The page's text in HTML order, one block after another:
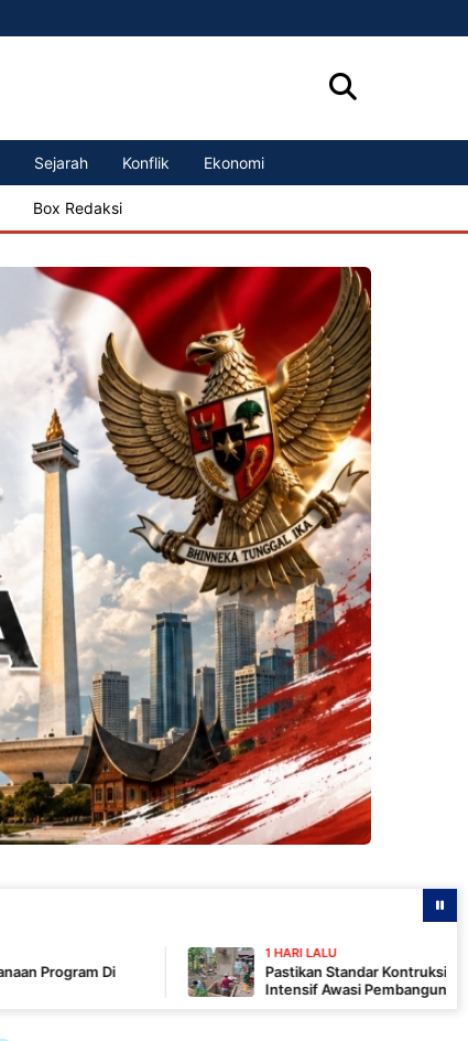
Sejarah Konflik Ekonomi
Box Redaksi
1 HARI LALU
Pastikan Standar Kontruksi, Komandan SSK TMMD
Intensif Awasi Pembangunan MCK di Wanam